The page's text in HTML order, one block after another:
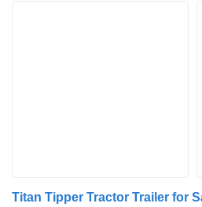
Titan Tipper Tractor Trailer for